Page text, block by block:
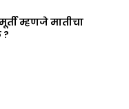
म्हणजे मातीचा